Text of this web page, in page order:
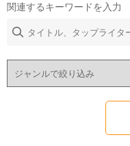
関連するキーワードを入力